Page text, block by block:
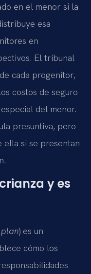
en el menor si la
esa
en
El tribunal
cada progenitor,
costos de seguro
del menor.
presuntiva, pero
si se presentan
y es
) es un
cómo los